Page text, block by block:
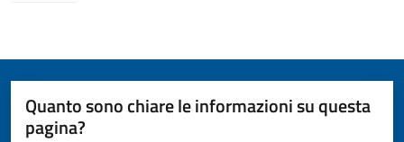
Quanto sono chiare le informazioni su questa
pagina?